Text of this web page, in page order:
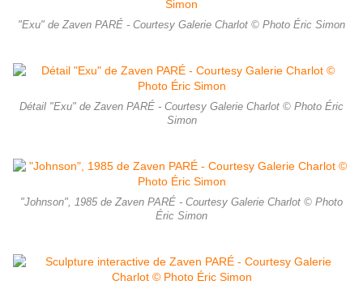
"Exu" de Zaven PARÉ - Courtesy Galerie Charlot © Photo Éric Simon
Détail "Exu" de Zaven PARÉ - Courtesy Galerie Charlot © Photo Éric
Simon
"Johnson", 1985 de Zaven PARÉ - Courtesy Galerie Charlot © Photo
Éric Simon